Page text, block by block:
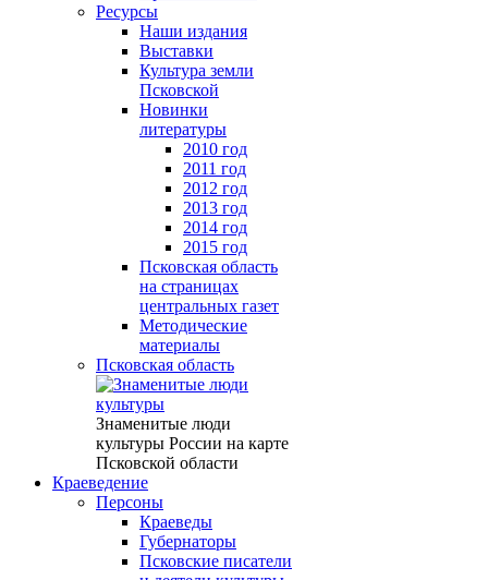
Ресурсы
Наши издания
Выставки
Культура земли
Псковской
Новинки
литературы
2010 год
2011 год
2012 год
2013 год
2014 год
2015 год
Псковская область
на страницах
центральных газет
Методические
материалы
Псковская область
Знаменитые люди
культуры России на карте
Псковской области
Краеведение
Персоны
Краеведы
Губернаторы
Псковские писатели